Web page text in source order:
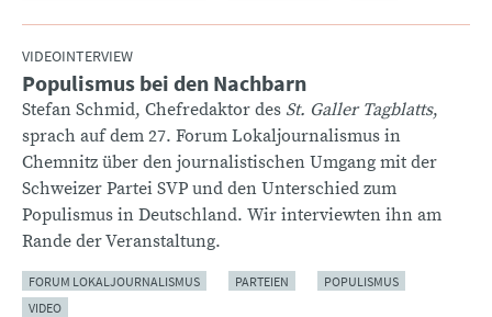
VIDEOINTERVIEW
:Populismus bei den Nachbarn
Stefan Schmid, Chefredaktor des St. Galler Tagblatts,
sprach auf dem 27. Forum Lokaljournalismus in
Chemnitz über den journalistischen Umgang mit der
Schweizer Partei SVP und den Unterschied zum
Populismus in Deutschland. Wir interviewten ihn am
Rande der Veranstaltung.
FORUM LOKALJOURNALISMUS PARTEIEN
POPULISMUS
VIDEO